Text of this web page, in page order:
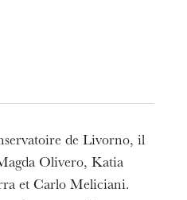
de Livorno, il
Olivero, Katia
et Carlo Meliciani.